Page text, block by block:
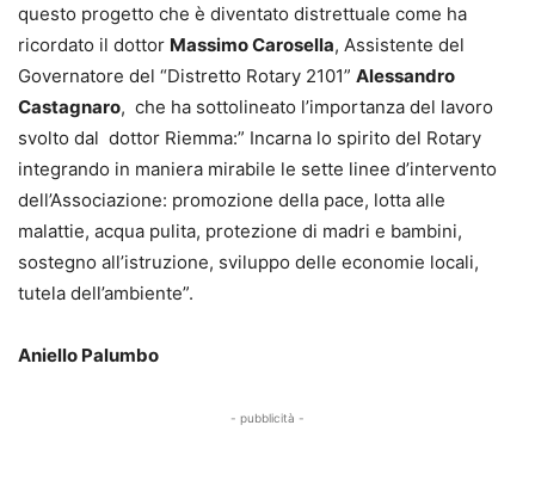
questo progetto che è diventato distrettuale come ha
ricordato il dottor Massimo Carosella, Assistente del
Governatore del “Distretto Rotary 2101” Alessandro
Castagnaro, che ha sottolineato l’importanza del lavoro
svolto dal dottor Riemma:” Incarna lo spirito del Rotary
integrando in maniera mirabile le sette linee d’intervento
dell’Associazione: promozione della pace, lotta alle
malattie, acqua pulita, protezione di madri e bambini,
sostegno all’istruzione, sviluppo delle economie locali,
tutela dell’ambiente”.
Aniello Palumbo
- pubblicità -